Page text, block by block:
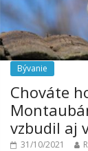
Bývanie
Chováte
vzbudil aj
31/10/2021